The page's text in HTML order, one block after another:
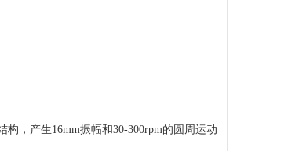
，产生16mm振幅和30-300rpm的圆周运动